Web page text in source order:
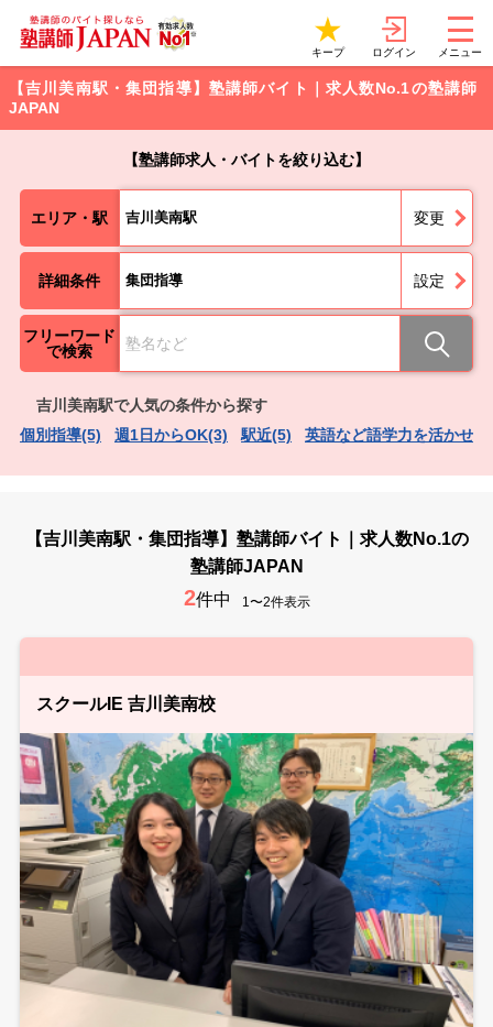
キープ ログイン メニュー
【吉川美南駅・集団指導】塾講師バイト｜求人数No.1の塾講師
JAPAN
【塾講師求人・バイトを絞り込む】
エリア・駅 吉川美南駅 変更
詳細条件 集団指導 設定
フリーワード
で検索
吉川美南駅で人気の条件から探す
個別指導(5)
週1日からOK(3) 駅近(5) 英語など語学力を活かせ
【吉川美南駅・集団指導】塾講師バイト｜求人数No.1の
塾講師JAPAN
2件中 1〜2件表示
スクールIE 吉川美南校